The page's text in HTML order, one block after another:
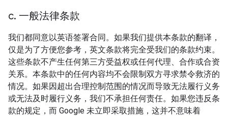
c. 一般法律条款
我们都同意以英语签署合同。如果我们提供本条款的翻译，
仅是为了方便您参考，英文条款将完全受我们的条款约束。
这些条款不产生任何第三方受益权或任何代理、合作或合资
关系。本条款中的任何内容均不会限制双方寻求禁令救济的
情况。如果因超出合理控制范围的情况而导致无法履行义务
或无法及时履行义务，我们不承担任何责任。如果您违反条
款的规定，而 Google 未立即采取措施，这并不意味着